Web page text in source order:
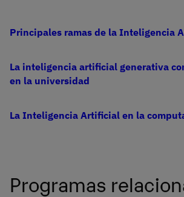
Principales ramas de la Inteligencia
La inteligencia artificial generativa
en la universidad
La Inteligencia Artificial en la
Programas